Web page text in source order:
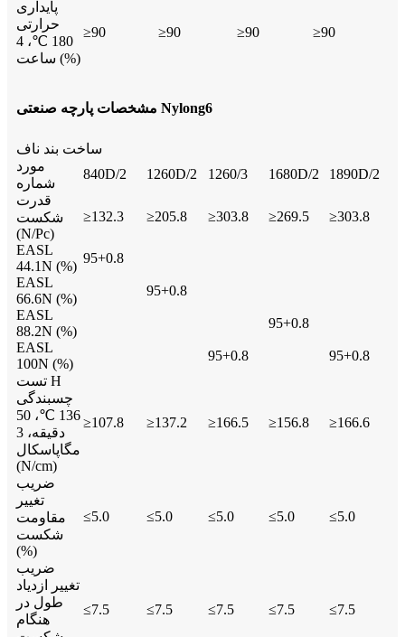
پایداری
حرارتی
180 ℃، 4
ساعت (%)
≥90 ≥90 ≥90 ≥90
مشخصات پارچه صنعتی Nylong6
ساخت بند ناف
مورد
شماره
840D/2 1260D/2 1260/3 1680D/2
1890D/2
قدرت
شکست
(N/Pc)
≥132.3 ≥205.8 ≥303.8 ≥269.5 ≥303.8
EASL
44.1N (%)
95+0.8
EASL
66.6N (%)
95+0.8
EASL
88.2N (%)
95+0.8
EASL
100N (%)
95+0.8
95+0.8
تست H
چسبندگی
136 ℃، 50
دقیقه، 3
مگاپاسکال
(N/cm)
≥107.8 ≥137.2 ≥166.5 ≥156.8 ≥166.6
ضریب
تغییر
مقاومت
شکست
(%)
≤5.0 ≤5.0 ≤5.0 ≤5.0 ≤5.0
ضریب
تغییر ازدیاد
طول در
هنگام
≤7.5 ≤7.5 ≤7.5 ≤7.5 ≤7.5